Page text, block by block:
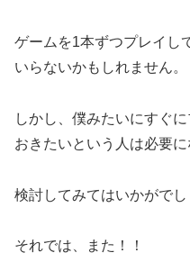
ゲームを1本ずつプレイし
いらないかもしれません。
しかし、僕みたいにすぐ
おきたいという人は必要
検討してみてはいかがでし
それでは、また！！